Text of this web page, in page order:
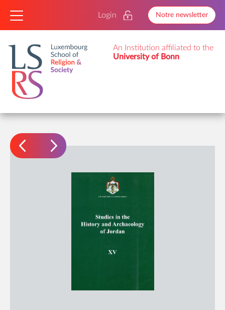
An Institution affiliated to the
University of Bonn
Login Notre newsletter